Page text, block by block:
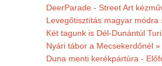
DeerParade - Street Art
Levegőtisztítás magyar módra
Két tagunk is Dél-Dunántúl
Nyári tábor a Mecsekerdőnél »
Duna menti kerékpártúra -